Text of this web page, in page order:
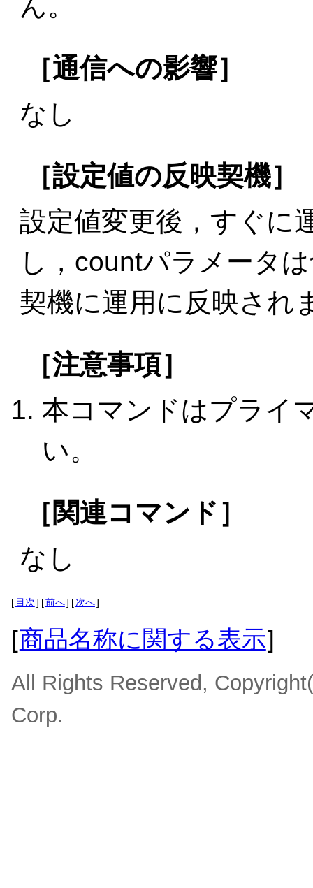
ん。
［通信への影響］
なし
［設定値の反映契機］
設定値変更後，すぐに
し，countパラメータ
契機に運用に反映され
［注意事項］
本コマンドはプライ
い。
［関連コマンド］
なし
[ 目次] [前へ] [次へ]
[商品名称に関する表示]
All Rights Reserved,
Corp.